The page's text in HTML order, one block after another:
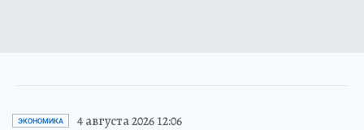
ЭКОНОМИКА 4 августа 2026 12:06